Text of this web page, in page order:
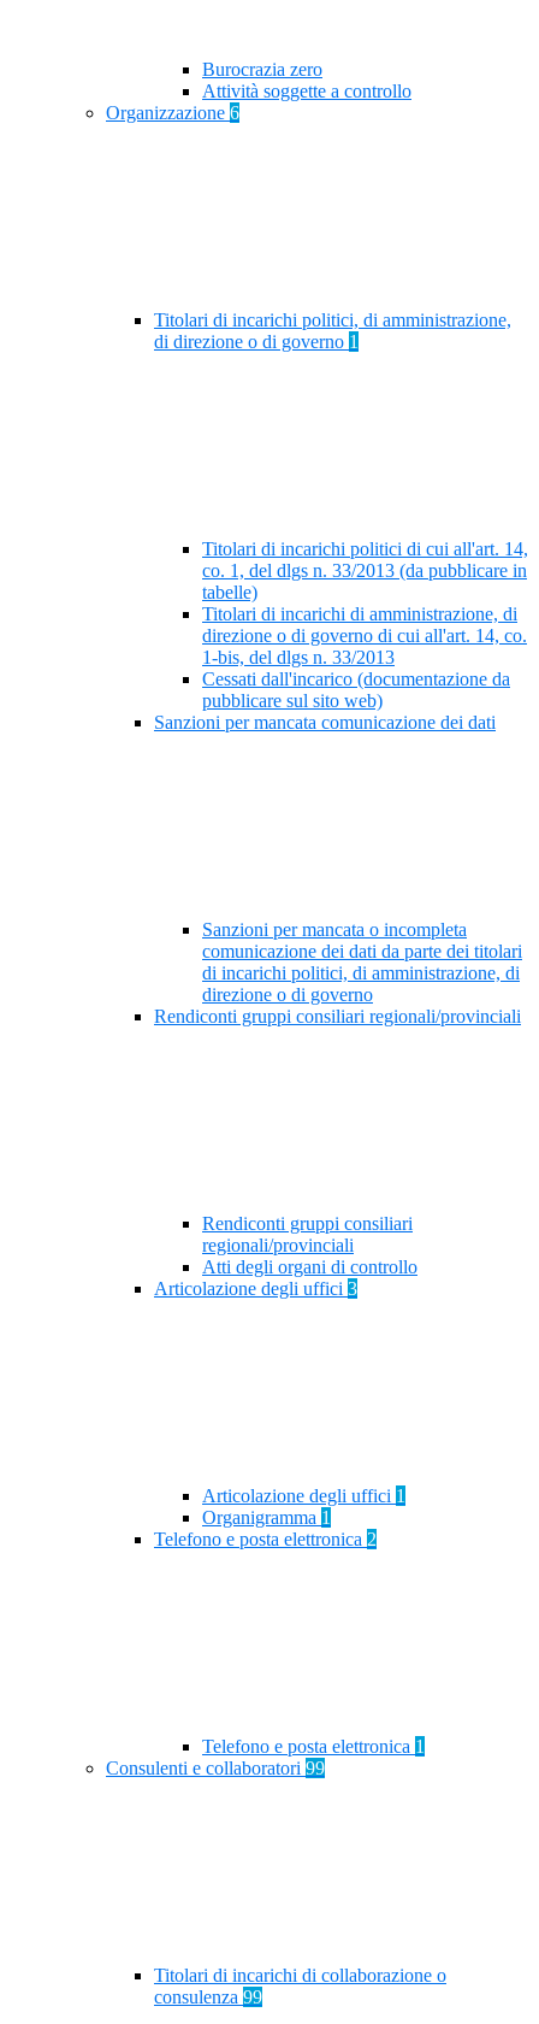
Burocrazia zero
Attività soggette a controllo
Organizzazione 6
Titolari di incarichi politici, di amministrazione,
di direzione o di governo 1
Titolari di incarichi politici di cui all'art. 14,
co. 1, del dlgs n. 33/2013 (da pubblicare in
tabelle)
Titolari di incarichi di amministrazione, di
direzione o di governo di cui all'art. 14, co.
1-bis, del dlgs n. 33/2013
Cessati dall'incarico (documentazione da
pubblicare sul sito web)
Sanzioni per mancata comunicazione dei dati
Sanzioni per mancata o incompleta
comunicazione dei dati da parte dei titolari
di incarichi politici, di amministrazione, di
direzione o di governo
Rendiconti gruppi consiliari regionali/provinciali
Rendiconti gruppi consiliari
regionali/provinciali
Atti degli organi di controllo
Articolazione degli uffici 3
Articolazione degli uffici 1
Organigramma 1
Telefono e posta elettronica 2
Telefono e posta elettronica 1
Consulenti e collaboratori 99
Titolari di incarichi di collaborazione o
consulenza 99